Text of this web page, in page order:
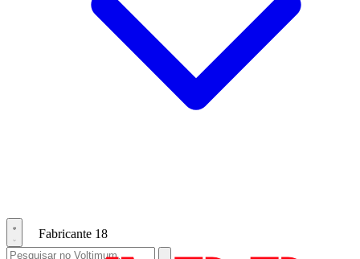
Fabricante 18